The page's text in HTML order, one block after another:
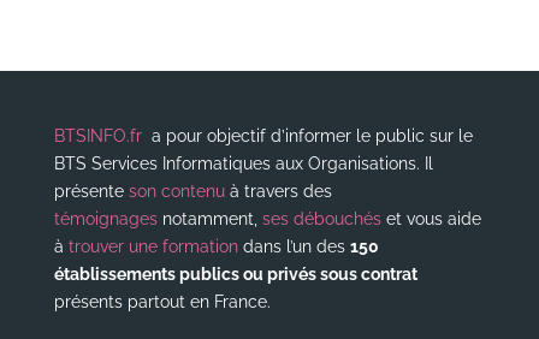
BTSINFO.fra pour objectif d’informer le public sur le
BTS Services Informatiques aux Organisations. Il
présente son contenuà travers des
témoignagesnotamment, ses débouchéset vous aide
à trouver une formationdans l’un des 150
établissements publics ou privés sous contrat
présents partout en France.